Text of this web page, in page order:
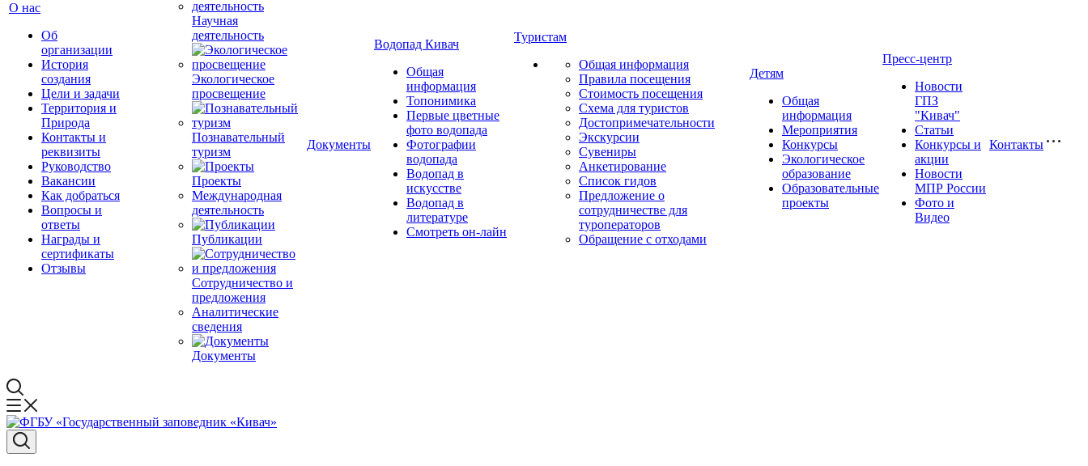
О нас
Об
организации
История
создания
Цели и задачи
Территория и
Природа
Контакты и
реквизиты
Руководство
Вакансии
Как добраться
Вопросы и
ответы
Награды и
сертификаты
Отзывы
Научная
деятельность
Экологическое
просвещение
Познавательный
туризм
Проекты
Международная
деятельность
Публикации
Сотрудничество и
предложения
Аналитические
сведения
Документы
Документы
Водопад Кивач
Общая
информация
Топонимика
Первые цветные
фото водопада
Фотографии
водопада
Водопад в
искусстве
Водопад в
литературе
Смотреть он-лайн
Туристам
Общая информация
Правила посещения
Стоимость посещения
Схема для туристов
Достопримечательности
Экскурсии
Сувениры
Анкетирование
Список гидов
Предложение о
сотрудничестве для
туроператоров
Обращение с отходами
Детям
Общая
информация
Мероприятия
Конкурсы
Экологическое
образование
Образовательные
проекты
Пресс-центр
Новости
ГПЗ
"Кивач"
Статьи
Конкурсы и
акции
Новости
МПР России
Фото и
Видео
Контакты